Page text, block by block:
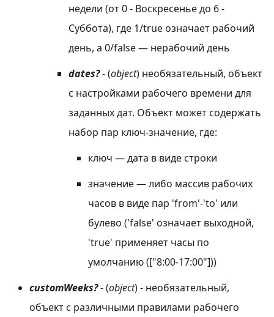
недели (от 0 - Воскресенье до 6 -
Суббота), где 1/true означает рабочий
день, а 0/false — нерабочий день
dates?- (object) необязательный, объект
с настройками рабочего времени для
заданных дат. Объект может содержать
набор пар ключ-значение, где:
ключ — дата в виде строки
значение — либо массив рабочих
часов в виде пар 'from'-'to' или
булево ('false' означает выходной,
'true' применяет часы по
умолчанию (["8:00-17:00"]))
customWeeks?- (object) - необязательный,
объект с различными правилами рабочего